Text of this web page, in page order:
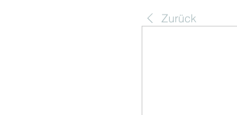
Zurück